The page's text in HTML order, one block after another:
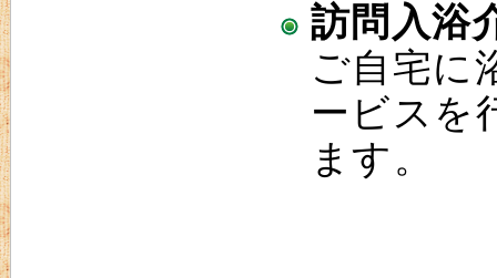
訪問入浴
ご自宅に
ービスを
ます。